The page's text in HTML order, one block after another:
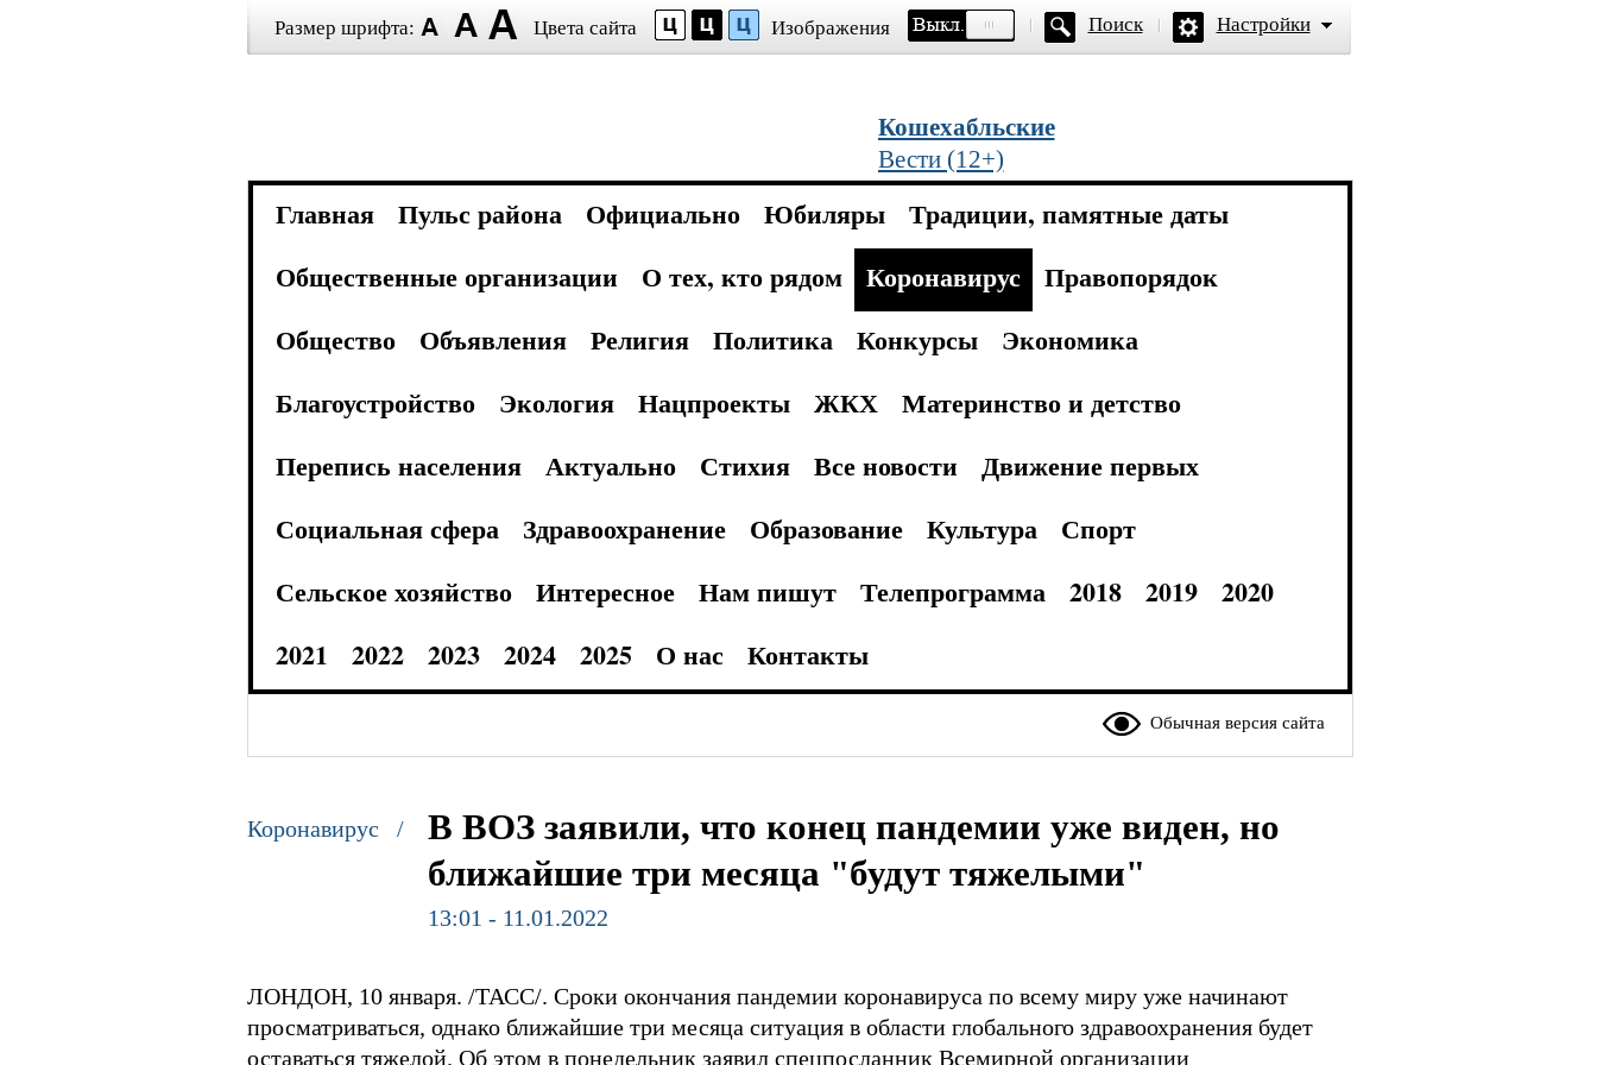
Размер шрифта: Цвета сайта Изображения Поиск Настройки
Кошехабльские
Вести (12+)
Главная Пульс района Официально Юбиляры
Традиции, памятные даты
Общественные организации
О тех, кто рядом Коронавирус
Правопорядок
Общество
Объявления Религия Политика Конкурсы
Экономика
Благоустройство
Экология Нацпроекты ЖКХ
Материнство и детство
Перепись населения
Актуально Стихия Все новости
Движение первых
Социальная сфера
Здравоохранение Образование Культура
Спорт
Сельское хозяйство
Интересное Нам пишут Телепрограмма 2018 2019
2020
2021
2022 2023 2024 2025 О нас Контакты
Обычная версия сайта
Коронавирус /
В ВОЗ заявили, что конец пандемии уже виден, но
ближайшие три месяца "будут тяжелыми"
13:01 - 11.01.2022
ЛОНДОН, 10 января. /ТАСС/. Сроки окончания пандемии коронавируса по всему миру уже начинают
просматриваться, однако ближайшие три месяца ситуация в области глобального здравоохранения будет
оставаться тяжелой. Об этом в понедельник заявил спецпосланник Всемирной организации